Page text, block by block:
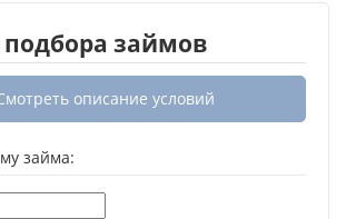
займов
описание условий
займа: